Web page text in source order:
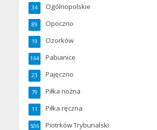
Ogólnopolskie
34
Opoczno
89
Ozorków
19
Pabianice
164
Pajęczno
23
Piłka nożna
79
Piłka ręczna
11
Piotrków Trybunalski
506